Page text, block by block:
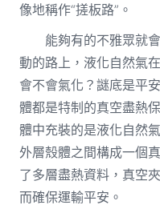
像地稱作“搓板路”。
能夠有的不雅眾就
動的路上，液化自然氣
會不會氣化？謎底是平
體都是特制的真空盡熱
體中充裝的是液化自然
外層殼體之間構成一個
了多層盡熱資料，真空
而確保運輸平安。